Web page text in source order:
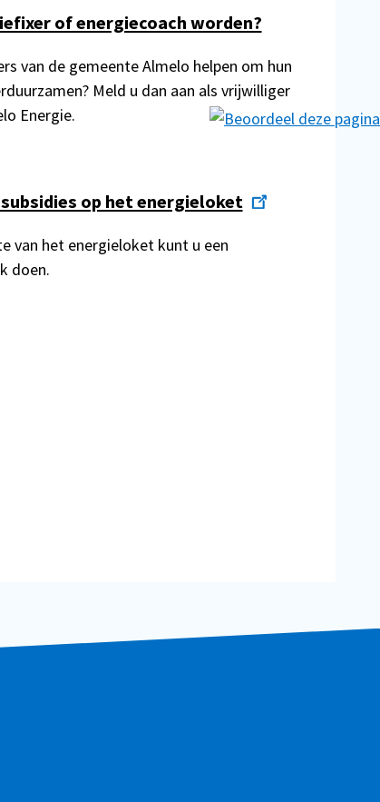
of energiecoach worden?
van de gemeente Almelo helpen om hun
Meld u dan aan als vrijwilliger
Energie.
op het energieloket
van het energieloket kunt u een
doen.